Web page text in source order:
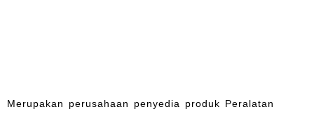
Merupakan perusahaan penyedia produk Peralatan